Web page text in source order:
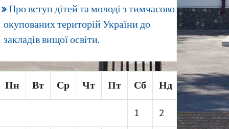
Про вступ дітей та молоді з тимчасово
окупованих територій України до
закладів вищої освіти.
Пн Вт Ср Чт Пт Сб Нд
1 2